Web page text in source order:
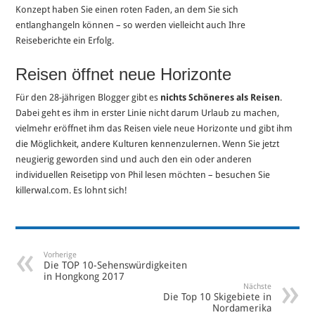
Konzept haben Sie einen roten Faden, an dem Sie sich
entlanghangeln können – so werden vielleicht auch Ihre
Reiseberichte ein Erfolg.
Reisen öffnet neue Horizonte
Für den 28-jährigen Blogger gibt es nichts Schöneres als Reisen.
Dabei geht es ihm in erster Linie nicht darum Urlaub zu machen,
vielmehr eröffnet ihm das Reisen viele neue Horizonte und gibt ihm
die Möglichkeit, andere Kulturen kennenzulernen. Wenn Sie jetzt
neugierig geworden sind und auch den ein oder anderen
individuellen Reisetipp von Phil lesen möchten – besuchen Sie
killerwal.com. Es lohnt sich!
Vorherige
Die TOP 10-Sehenswürdigkeiten
in Hongkong 2017
Nächste
Die Top 10 Skigebiete in
Nordamerika